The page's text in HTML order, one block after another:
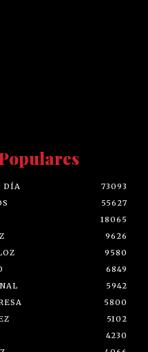
DÍA
73093
55627
18065
9626
9580
6849
5942
5800
5102
4230